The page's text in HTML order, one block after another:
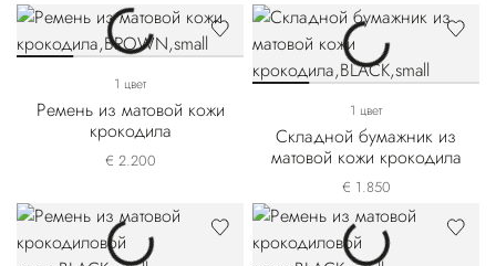
1 цвет
Ремень из матовой кожи
крокодила
€ 2.200
1 цвет
Складной бумажник из
матовой кожи крокодила
€ 1.850